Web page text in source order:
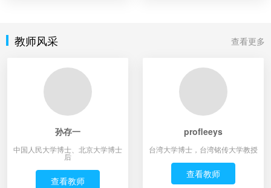
教师风采 查看更多
孙存一
中国人民大学博士、北京大学博士
后
查看教师
profleeys
台湾大学博士，台湾铭传大学教授
查看教师